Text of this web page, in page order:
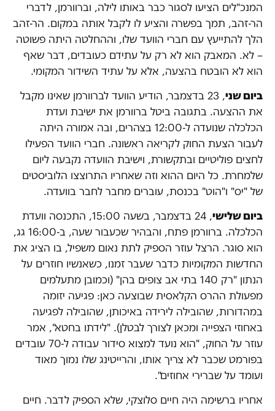
המנכ"לים הציעו לסגור כבר באותו לילה, וברוורמן, לדברי
הר-זהב, תמך בפשרה והציע לו לקבל אותה במקום. הר-זהב
הלך להתייעץ עם חברי הוועד שלו, וההחלטה היתה פשוטה
– לא. המאבק הוא לא רק על עתידם כעובדים, דבר שאף
הוא לא הובטח בהצעה, אלא על עתיד השידור המקומי.
ביום שני
, 23 בדצמבר, הודיע הוועד לברוורמן שאינו מקבל
את ההצעה. בתגובה ביטל ברוורמן את ישיבת ועדת
הכלכלה שנועדה ל-12:00 בצהרים, ובה אמורה היתה
לעבור הצעת החוק לקריאה ראשונה. חברי הוועד הפעילו
לחצים פוליטיים ובתקשורת, וישיבת הוועדה נקבעה ליום
שלמחרת. כל היום ההוא וזה שאחריו התרוצצו הלוביסטים
של "יס" ו"הוט" בכנסת, עוברים מחבר לחבר בוועדה.
ביום שלישי
, 24 בדצמבר, בשעה 15:00, התכנסה וועדת
הכלכלה. ברוורמן פתח, והבהיר שכעבור שעה, ב-16:00 גג,
הוא סוגר. הרצל עוזר הספיק לתת נאום משפיל, בו הציג את
החדשות המקומיות כדבר שעבר זמנו, כשאנשיו חוזרים על
הנתון "רק 140 בתי אב צופים בהן" (וכמובן מתעלמים
מפעולת ההרס הקלאסית שבוצעה כאן: פגיעה יזומה
במהדורות, שהובילה לירידה באיכותן, שהובילה לפגיעה
באחוזי הצפייה ומכאן לצורך לבטלן). "לידתו בחטא", אמר
עוזר על החוק, "הוא נועד למצוא סידור עבודה ל-70 עובדים
בפורמט שכבר לא צריך אותו, והרייטינג שלו נמוך מאוד
ועומד על שברירי אחוזים".
אחריו ברשימה היה חיים סלוצקי, שלא הספיק לדבר. חיים